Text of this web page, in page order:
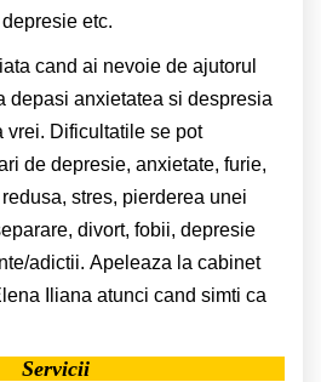
etc.
cand ai nevoie de ajutorul
depasi anxietatea si despresia
vrei. Dificultatile se pot
de depresie, anxietate, furie,
stres, pierderea unei
divort, fobii, depresie
adictii. Apeleaza la cabinet
Iliana atunci cand simti ca
Servicii